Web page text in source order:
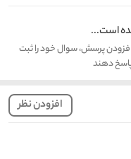
است...
پرسش، سوال خود را ثبت
افزودن نظر